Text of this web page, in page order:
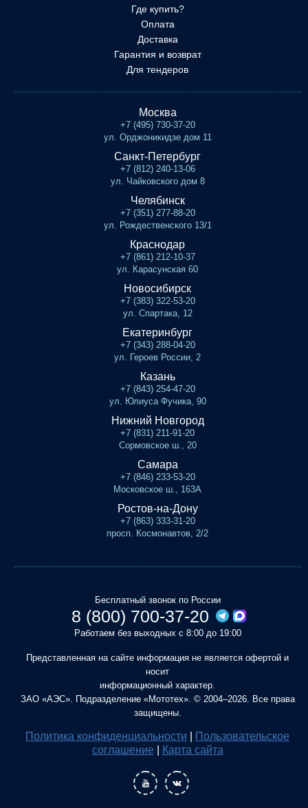
Где купить?
Оплата
Доставка
Гарантия и возврат
Для тендеров
Москва
+7 (495) 730-37-20
ул. Орджоникидзе дом 11
Санкт-Петербург
+7 (812) 240-13-06
ул. Чайковского дом 8
Челябинск
+7 (351) 277-88-20
ул. Рождественского 13/1
Краснодар
+7 (861) 212-10-37
ул. Карасунская 60
Новосибирск
+7 (383) 322-53-20
ул. Спартака, 12
Екатеринбург
+7 (343) 288-04-20
ул. Героев России, 2
Казань
+7 (843) 254-47-20
ул. Юлиуса Фучика, 90
Нижний Новгород
+7 (831) 211-91-20
Сормовское ш., 20
Самара
+7 (846) 233-53-20
Московское ш., 163А
Ростов-на-Дону
+7 (863) 333-31-20
просп. Космонавтов, 2/2
Бесплатный звонок по России
8 (800) 700-37-20
Работаем без выходных с 8:00 до 19:00
Представленная на сайте информация не является офертой и
носит
информационный характер.
ЗАО «АЭС». Подразделение «Мототех». © 2004–2026. Все права
защищены.
Политика конфиденциальности
Пользовательское
соглашение
Карта сайта